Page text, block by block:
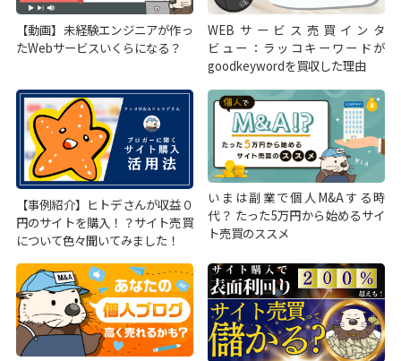
【動画】未経験エンジニアが作っ
たWebサービスいくらになる？
WEBサービス売買インタ
ビュー：ラッコキーワードが
goodkeywordを買収した理由
【事例紹介】ヒトデさんが収益０
円のサイトを購入！？サイト売買
について色々聞いてみました！
いまは副業で個人M&Aする時
代？ たった5万円から始めるサイ
ト売買のススメ